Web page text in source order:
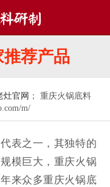
荐产品
灶官网 ； 重庆火锅底料
m/
表之一，其独特的
模巨大，重庆火锅
来众多重庆火锅底